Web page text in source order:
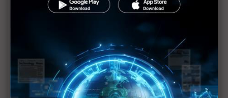
H200效能翻6倍、價格增3成 NVIDIA「清庫存」仍
讓中國動心
豐田目標2026全球生產破千萬輛 HEV需求強勁跨越
電動車放緩影響